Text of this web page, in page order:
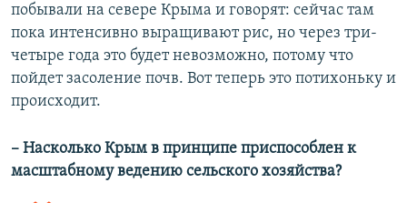
побывали на севере Крыма и говорят: сейчас там
пока интенсивно выращивают рис, но через три-
четыре года это будет невозможно, потому что
пойдет засоление почв. Вот теперь это потихоньку и
происходит.
– Насколько Крым в принципе приспособлен к
масштабному ведению сельского хозяйства?